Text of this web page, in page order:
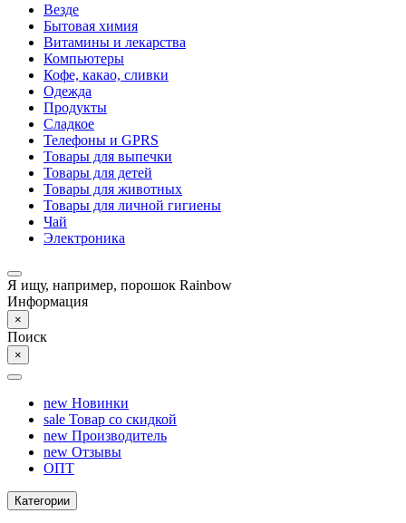
Везде
Бытовая химия
Витамины и лекарства
Компьютеры
Кофе, какао, сливки
Одежда
Продукты
Сладкое
Телефоны и GPRS
Товары для выпечки
Товары для детей
Товары для животных
Товары для личной гигиены
Чай
Электроника
Я ищу, например, порошок Rainbow
Информация
×
Поиск
×
new Новинки
sale Товар со скидкой
new Производитель
new Отзывы
ОПТ
Категории